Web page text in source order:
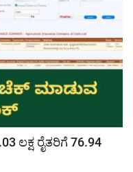
ಲಕ್ಷ ರೈತರಿಗೆ 76.94